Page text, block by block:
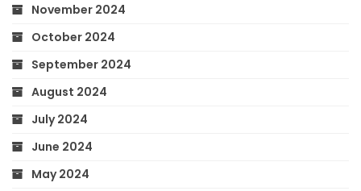
November 2024
October 2024
September 2024
August 2024
July 2024
June 2024
May 2024